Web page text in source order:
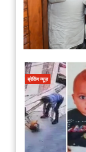
ब्रेकिंग न्यूज़